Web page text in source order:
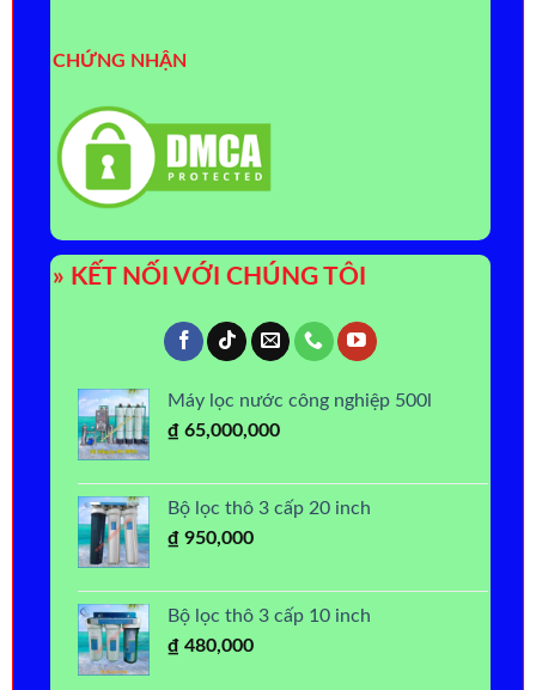
CHỨNG NHẬN
» KẾT NỐI VỚI CHÚNG TÔI
Máy lọc nước công nghiệp 500l
₫65,000,000
Bộ lọc thô 3 cấp 20 inch
₫950,000
Bộ lọc thô 3 cấp 10 inch
₫480,000